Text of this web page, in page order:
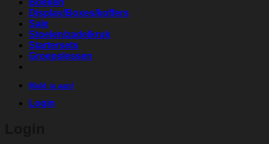
Boeken
Display/Boxes/koffers
Sale
Stoelen/zadelkruk
Startersets
Groepslessen
Meld je aan!
Login